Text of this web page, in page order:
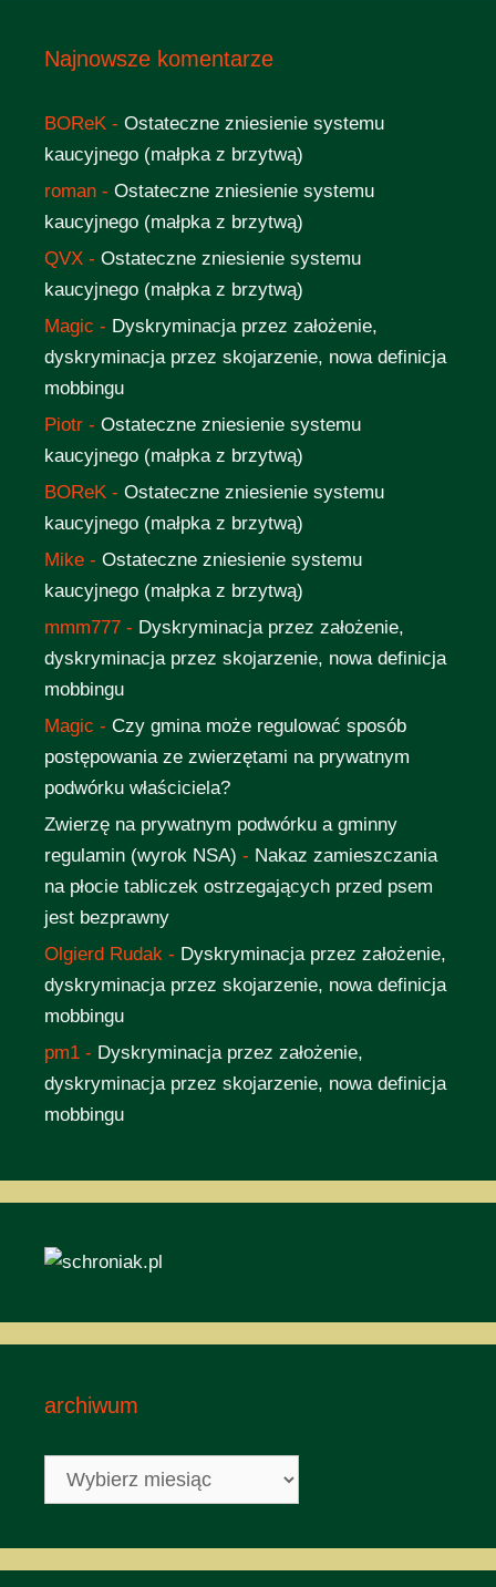
Najnowsze komentarze
BOReK - Ostateczne zniesienie systemu
kaucyjnego (małpka z brzytwą)
roman - Ostateczne zniesienie systemu
kaucyjnego (małpka z brzytwą)
QVX - Ostateczne zniesienie systemu
kaucyjnego (małpka z brzytwą)
Magic - Dyskryminacja przez założenie,
dyskryminacja przez skojarzenie, nowa definicja
mobbingu
Piotr - Ostateczne zniesienie systemu
kaucyjnego (małpka z brzytwą)
BOReK - Ostateczne zniesienie systemu
kaucyjnego (małpka z brzytwą)
Mike - Ostateczne zniesienie systemu
kaucyjnego (małpka z brzytwą)
mmm777 - Dyskryminacja przez założenie,
dyskryminacja przez skojarzenie, nowa definicja
mobbingu
Magic - Czy gmina może regulować sposób
postępowania ze zwierzętami na prywatnym
podwórku właściciela?
Zwierzę na prywatnym podwórku a gminny
regulamin (wyrok NSA) - Nakaz zamieszczania
na płocie tabliczek ostrzegających przed psem
jest bezprawny
Olgierd Rudak - Dyskryminacja przez założenie,
dyskryminacja przez skojarzenie, nowa definicja
mobbingu
pm1 - Dyskryminacja przez założenie,
dyskryminacja przez skojarzenie, nowa definicja
mobbingu
archiwum
archiwum